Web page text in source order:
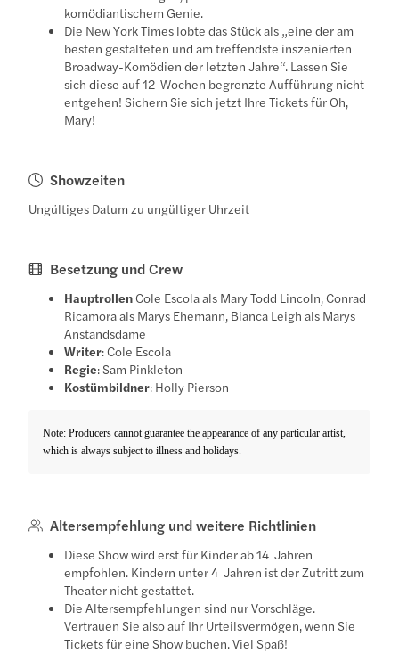
komödiantischem Genie.
Die New York Times lobte das Stück als „eine der am
besten gestalteten und am treffendste inszenierten
Broadway-Komödien der letzten Jahre“. Lassen Sie
sich diese auf 12 Wochen begrenzte Aufführung nicht
entgehen! Sichern Sie sich jetzt Ihre Tickets für Oh,
Mary!
Showzeiten
Ungültiges Datum zu ungültiger Uhrzeit
Besetzung und Crew
HauptrollenCole Escola als Mary Todd Lincoln, Conrad
Ricamora als Marys Ehemann, Bianca Leigh als Marys
Anstandsdame
Writer: Cole Escola
Regie: Sam Pinkleton
Kostümbildner: Holly Pierson
Note: Producers cannot guarantee the appearance of any particular artist,
which is always subject to illness and holidays.
Altersempfehlung und weitere Richtlinien
Diese Show wird erst für Kinder ab 14 Jahren
empfohlen. Kindern unter 4 Jahren ist der Zutritt zum
Theater nicht gestattet.
Die Altersempfehlungen sind nur Vorschläge.
Vertrauen Sie also auf Ihr Urteilsvermögen, wenn Sie
Tickets für eine Show buchen. Viel Spaß!